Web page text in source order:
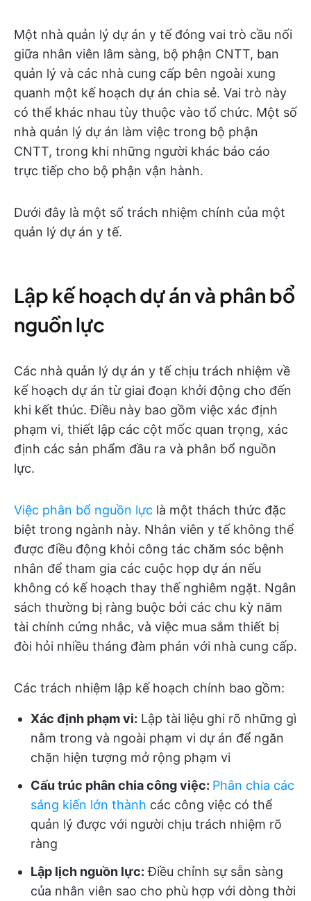
Một nhà quản lý dự án y tế đóng vai trò cầu nối
giữa nhân viên lâm sàng, bộ phận CNTT, ban
quản lý và các nhà cung cấp bên ngoài xung
quanh một kế hoạch dự án chia sẻ. Vai trò này
có thể khác nhau tùy thuộc vào tổ chức. Một số
nhà quản lý dự án làm việc trong bộ phận
CNTT, trong khi những người khác báo cáo
trực tiếp cho bộ phận vận hành.
Dưới đây là một số trách nhiệm chính của một
quản lý dự án y tế.
Lập kế hoạch dự án và phân bổ
nguồn lực
Các nhà quản lý dự án y tế chịu trách nhiệm về
kế hoạch dự án từ giai đoạn khởi động cho đến
khi kết thúc. Điều này bao gồm việc xác định
phạm vi, thiết lập các cột mốc quan trọng, xác
định các sản phẩm đầu ra và phân bổ nguồn
lực.
Việc phân bổ nguồn lực là một thách thức đặc
biệt trong ngành này. Nhân viên y tế không thể
được điều động khỏi công tác chăm sóc bệnh
nhân để tham gia các cuộc họp dự án nếu
không có kế hoạch thay thế nghiêm ngặt. Ngân
sách thường bị ràng buộc bởi các chu kỳ năm
tài chính cứng nhắc, và việc mua sắm thiết bị
đòi hỏi nhiều tháng đàm phán với nhà cung cấp.
Các trách nhiệm lập kế hoạch chính bao gồm:
Xác định phạm vi: Lập tài liệu ghi rõ những gì
nằm trong và ngoài phạm vi dự án để ngăn
chặn hiện tượng mở rộng phạm vi
Cấu trúc phân chia công việc: Phân chia các
sáng kiến lớn thành các công việc có thể
quản lý được với người chịu trách nhiệm rõ
ràng
Lập lịch nguồn lực: Điều chỉnh sự sẵn sàng
của nhân viên sao cho phù hợp với dòng thời